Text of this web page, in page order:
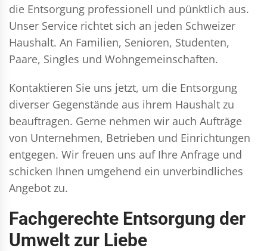
die Entsorgung professionell und pünktlich aus.
Unser Service richtet sich an jeden Schweizer
Haushalt. An Familien, Senioren, Studenten,
Paare, Singles und Wohngemeinschaften.
Kontaktieren Sie uns jetzt, um die Entsorgung
diverser Gegenstände aus ihrem Haushalt zu
beauftragen. Gerne nehmen wir auch Aufträge
von Unternehmen, Betrieben und Einrichtungen
entgegen. Wir freuen uns auf Ihre Anfrage und
schicken Ihnen umgehend ein unverbindliches
Angebot zu.
Fachgerechte Entsorgung der
Umwelt zur Liebe